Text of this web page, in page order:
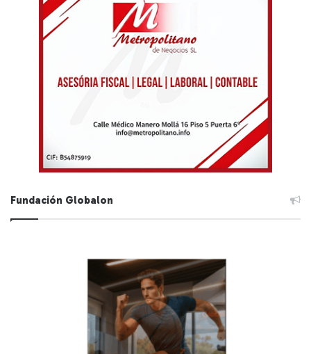
Fundación Globalon